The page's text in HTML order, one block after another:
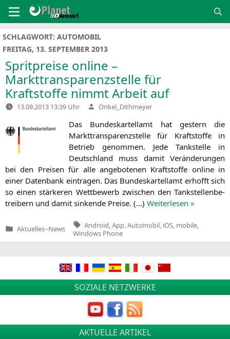
Inhalt
springen
SCHLAGWORT: AUTOMOBIL
FREITAG, 13. SEPTEMBER 2013
Spritpreise online –
Markttransparenzstelle für
Kraftstoffe nimmt Arbeit auf
13.09.2013 13:39 Uhr Verfasst
von
Onkel_Dithmeyer
Das Bun­des­kar­tell­amt hat gestern die
Markt­trans­pa­renz­stel­le für Kraft­stof­fe in
Betrieb genom­men. Jede Tank­stel­le in
Deutsch­land muss damit Ver­än­de­run­gen
bei den Prei­sen für alle ange­bo­te­nen Kraft­stof­fe online in
einer Daten­bank ein­tra­gen. Das Bun­des­kar­tell­amt erhofft sich
so einen stär­ke­ren Wett­be­werb zwi­schen den Tank­stel­len­be­
trei­bern und damit sin­ken­de Prei­se. (…) Wei­ter­le­sen »
Veröffentlicht
Aktuelles–News
Tags:
Android App Automobil iOS mobile
Windows Phone
SOZIALE NETZWERKE
AKTUELLE ARTIKEL